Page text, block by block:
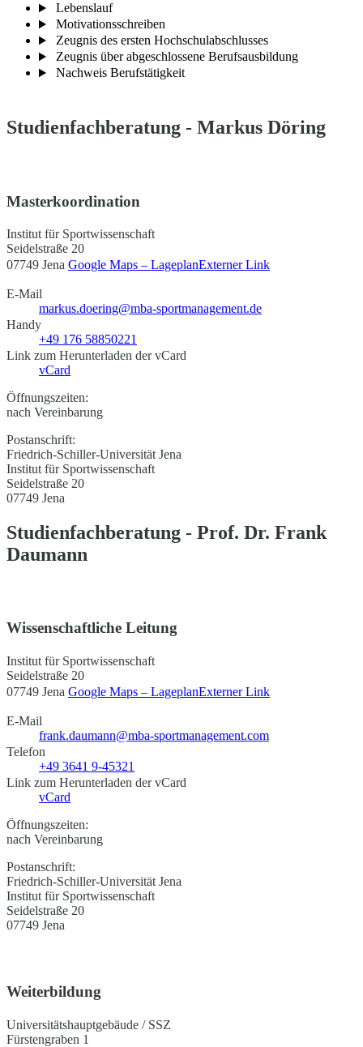
Lebenslauf
Motivationsschreiben
Zeugnis des ersten Hochschulabschlusses
Zeugnis über abgeschlossene Berufsausbildung
Nachweis Berufstätigkeit
Studienfachberatung - Markus Döring
Masterkoordination
Institut für Sportwissenschaft
Seidelstraße 20
07749 Jena Google Maps – LageplanExterner Link
E-Mail
markus.doering@mba-sportmanagement.de
Handy
+49 176 58850221
Link zum Herunterladen der vCard
vCard
Öffnungszeiten:
nach Vereinbarung
Postanschrift:
Friedrich-Schiller-Universität Jena
Institut für Sportwissenschaft
Seidelstraße 20
07749 Jena
Studienfachberatung - Prof. Dr. Frank
Daumann
Wissenschaftliche Leitung
Institut für Sportwissenschaft
Seidelstraße 20
07749 Jena Google Maps – LageplanExterner Link
E-Mail
frank.daumann@mba-sportmanagement.com
Telefon
+49 3641 9-45321
Link zum Herunterladen der vCard
vCard
Öffnungszeiten:
nach Vereinbarung
Postanschrift:
Friedrich-Schiller-Universität Jena
Institut für Sportwissenschaft
Seidelstraße 20
07749 Jena
Weiterbildung
Universitätshauptgebäude / SSZ
Fürstengraben 1